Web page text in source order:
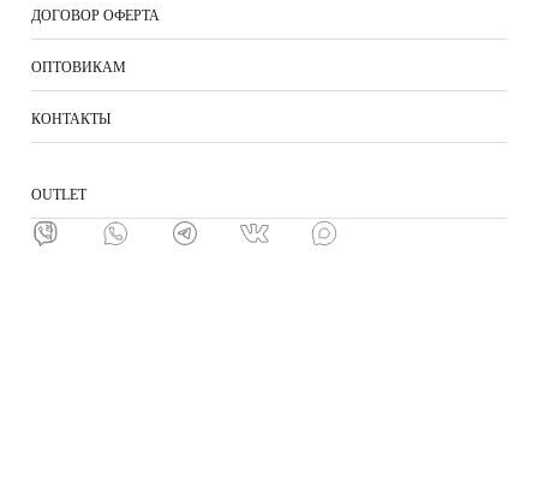
ДОГОВОР ОФЕРТА
ОПТОВИКАМ
КОНТАКТЫ
ОUTLET